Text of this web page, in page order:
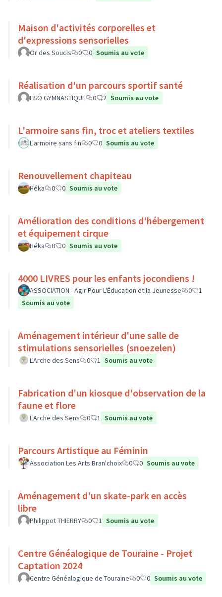
Maison d'activités corporelles et
d'expressions sensorielles
Or des Soucis 0 0 Soumis au vote
Réalisation d'un parcours sportif santé
ESO GYMNASTIQUE 0 2 Soumis au vote
L'armoire sans fin, troc et ateliers textiles
L'armoire sans fin 0 0 Soumis au vote
Renouvellement chapiteau
Héka 0 0 Soumis au vote
Amélioration des conditions d'hébergement
et équipement cirque
Héka 0 0 Soumis au vote
4000 LIVRES pour les enfants jocondiens !
ASSOCIATION - Agir Pour L'Éducation et la Jeunesse 0
1
Soumis au vote
Aménagement intérieur d'une salle de
stimulations sensorielles (snoezelen)
L'Arche des Sens 0 1 Soumis au vote
Fabrication d'un kiosque d'observation de la
faune et flore
L'Arche des Sens 0 1 Soumis au vote
Parcours Artistique au Féminin
Association Les Arts Bran'choix 0 0 Soumis au vote
Aménagement d'un skate-park en accès
libre
Philippot THIERRY 0 1 Soumis au vote
Centre Généalogique de Touraine - Projet
Captation 2024
Centre Généalogique de Touraine 0 0 Soumis au vote